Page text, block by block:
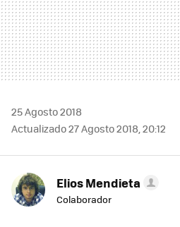
25 Agosto 2018
Actualizado 27 Agosto 2018, 20:12
Elios Mendieta
Colaborador